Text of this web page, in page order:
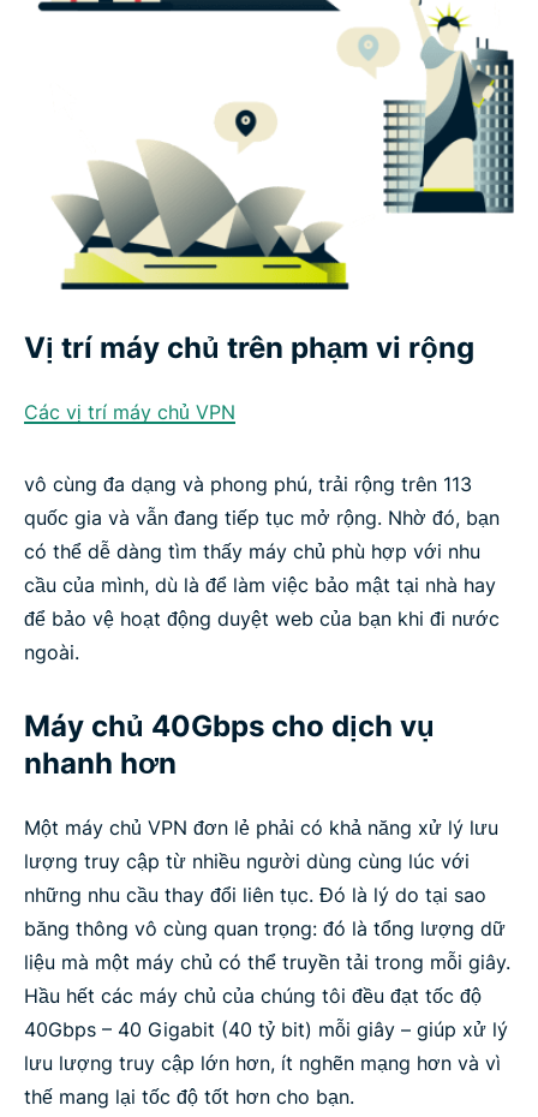
Vị trí máy chủ trên phạm vi rộng
Các vị trí máy chủ VPN
vô cùng đa dạng và phong phú, trải rộng trên 113
quốc gia và vẫn đang tiếp tục mở rộng. Nhờ đó, bạn
có thể dễ dàng tìm thấy máy chủ phù hợp với nhu
cầu của mình, dù là để làm việc bảo mật tại nhà hay
để bảo vệ hoạt động duyệt web của bạn khi đi nước
ngoài.
Máy chủ 40Gbps cho dịch vụ
nhanh hơn
Một máy chủ VPN đơn lẻ phải có khả năng xử lý lưu
lượng truy cập từ nhiều người dùng cùng lúc với
những nhu cầu thay đổi liên tục. Đó là lý do tại sao
băng thông vô cùng quan trọng: đó là tổng lượng dữ
liệu mà một máy chủ có thể truyền tải trong mỗi giây.
Hầu hết các máy chủ của chúng tôi đều đạt tốc độ
40Gbps – 40 Gigabit (40 tỷ bit) mỗi giây – giúp xử lý
lưu lượng truy cập lớn hơn, ít nghẽn mạng hơn và vì
thế mang lại tốc độ tốt hơn cho bạn.